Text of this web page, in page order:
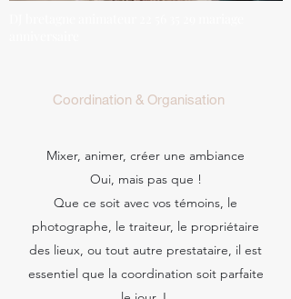
Coordination & Organisation
Mixer, animer, créer une ambiance
Oui, mais pas que !
Que ce soit avec vos témoins, le
photographe, le traiteur, le propriétaire
des lieux, ou tout autre prestataire, il est
essentiel que la coordination soit parfaite